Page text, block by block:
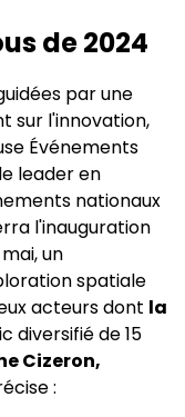
de 2024
par une
sur l'innovation,
Événements
leader en
nationaux
l'inauguration
un
spatiale
acteurs dont la
diversifié de 15
Cizeron,
: